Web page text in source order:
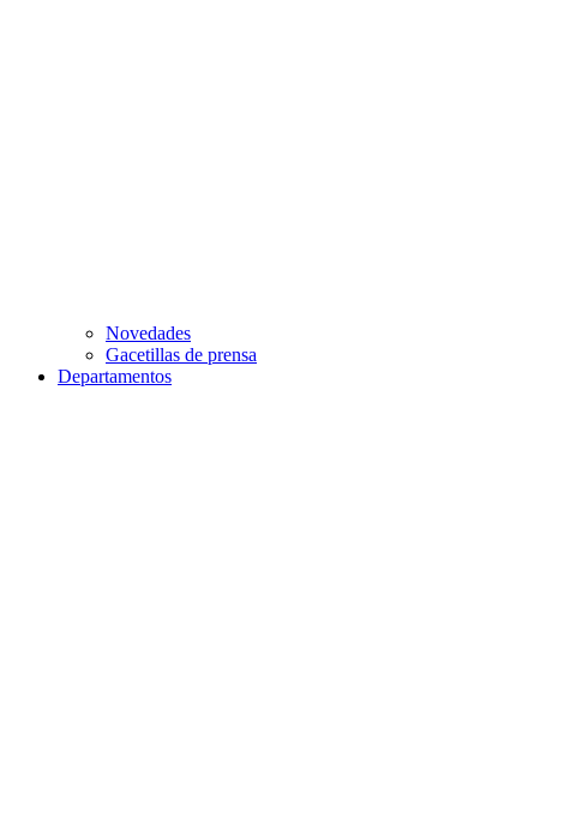
Novedades
Gacetillas de prensa
Departamentos